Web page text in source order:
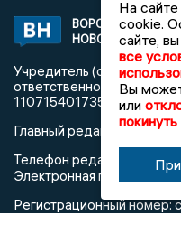
ВОРОНЕЖСКИЕ
НОВОСТИ
Учредитель
ответственностью
1107154017354)
Главный редактор:
Телефон редакции: +7
Электронная почта
Регистрационный
На
cookie.
сайте,
все
Вы
или